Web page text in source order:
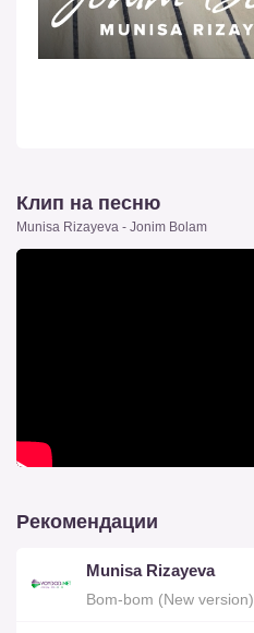
Клип на песню
Munisa Rizayeva - Jonim Bolam
Рекомендации
Munisa Rizayeva
Bom-bom (New version)